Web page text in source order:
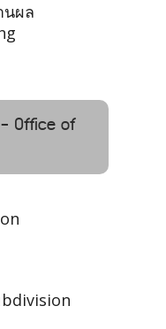
นผล
- Office of